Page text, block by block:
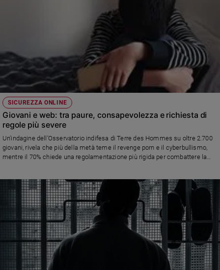
SICUREZZA ONLINE
Giovani e web: tra paure, consapevolezza e richiesta di
regole più severe
Un'indagine dell’Osservatorio indifesa di Terre des Hommes su oltre 2.700
giovani, rivela che più della metà teme il revenge porn e il cyberbullismo,
mentre il 70% chiede una regolamentazione più rigida per combattere la